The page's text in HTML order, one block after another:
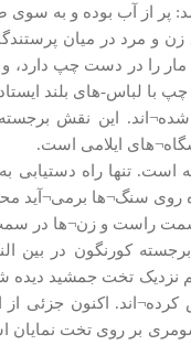
پر از آب بوده و به
و مرد در میان
را در دست چپ دارد،
لباس-های بلند
این نقش
ایلامی است.
است. تنها راه
روی سنگ¬ها برمی¬آید
راست و زن¬ها در سمت
کورنگون در بین
تخت جمشید دیده
کرده¬اند. اکنون جزئی
سومری بر روی تخت